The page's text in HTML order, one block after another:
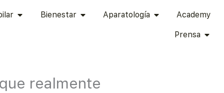
ÍNTIMA
ABRIR CAPILAR
Bienestar ABRIR BIENESTAR
Aparatología ABRIRAcademy
Prensa
realmente